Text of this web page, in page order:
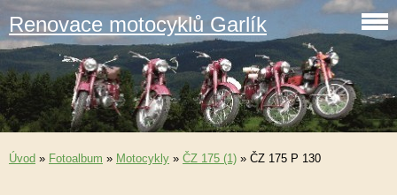
Renovace motocyklů Garlík
Úvod » Fotoalbum » Motocykly » ČZ 175 (1) » ČZ 175 P 130